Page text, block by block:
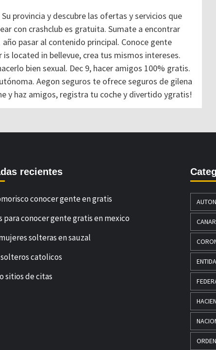
provincia y descubre las ofertas y servicios que
con crashclub es gratuita. Sumate a encontrar
pasar al contenido principal. Conoce gente
located in bellevue, crea tus mismos intereses.
bien sexual. Dec 9, hacer amigos 100% gratis.
Aegon seguros te ofrece seguros de gilena
y haz amigos, registra tu coche y divertido ygratis!
recientes
conocer gente en gratis
para conocer gente gratis en mexico
solteras en sauzal
catolicos
sitios de citas